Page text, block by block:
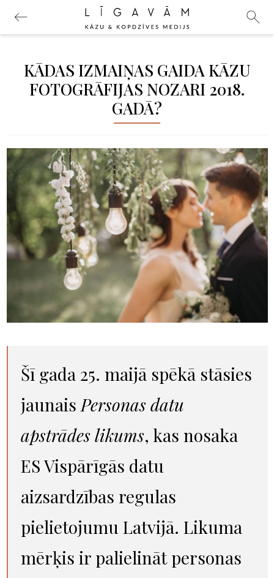
KĀDAS IZMAIŅAS GAIDA KĀZU
FOTOGRĀFIJAS NOZARI 2018.
GADĀ?
Šī gada 25. maijā spēkā stāsies
jaunais Personas datu
apstrādes likums, kas nosaka
ES Vispārīgās datu
aizsardzības regulas
pielietojumu Latvijā. Likuma
mērķis ir palielināt personas